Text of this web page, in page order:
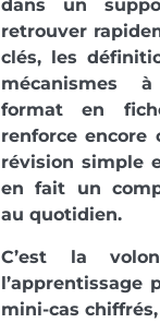
dans un
retrouver
clés, les
mécanismes
format en
renforce encore
révision simple
en fait un
au quotidien.
C’est la
l’apprentissage
mini-cas